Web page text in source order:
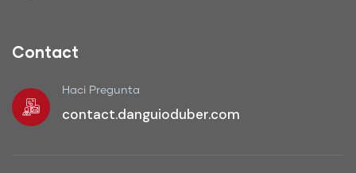
Contact
Haci Pregunta
contact.danguioduber.com